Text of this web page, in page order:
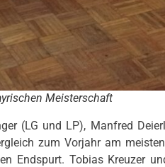
Meisterschaft
(LG und LP), Manfred
zum Vorjahr am
Endspurt. Tobias Kreuzer